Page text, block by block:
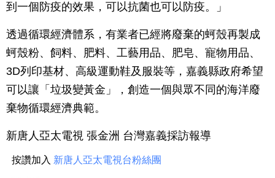
到一個防疫的效果，可以抗菌也可以防疫。」
透過循環經濟體系，有業者已經將廢棄的蚵殼再製成
蚵殼粉、飼料、肥料、工藝用品、肥皂、寵物用品、
3D列印基材、高級運動鞋及服裝等，嘉義縣政府希望
可以讓「垃圾變黃金」，創造一個與眾不同的海洋廢
棄物循環經濟典範。
新唐人亞太電視 張金洲 台灣嘉義採訪報導
按讚加入 新唐人亞太電視台粉絲團